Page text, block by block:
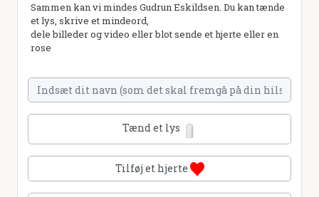
Sammen kan vi mindes Gudrun Eskildsen. Du kan tænde
et lys, skrive et mindeord,
dele billeder og video eller blot sende et hjerte eller en
rose
Tænd et lys
Tilføj et hjerte